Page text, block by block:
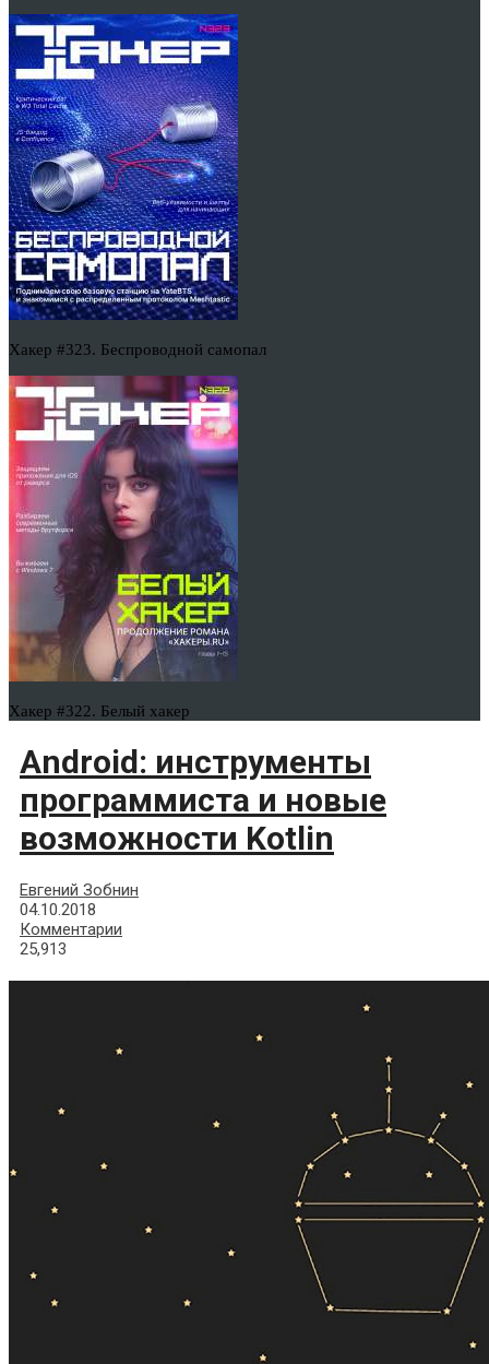
Хакер #323. Беспроводной самопал
Хакер #322. Белый хакер
Android: инструменты
программиста и новые
возможности Kotlin
Евгений Зобнин
04.10.2018
Комментарии
25,913